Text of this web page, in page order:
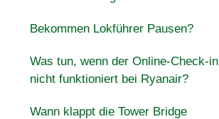
Bekommen Lokführer Pausen?
Was tun, wenn der Online-Check-in
nicht funktioniert bei Ryanair?
Wann klappt die Tower Bridge